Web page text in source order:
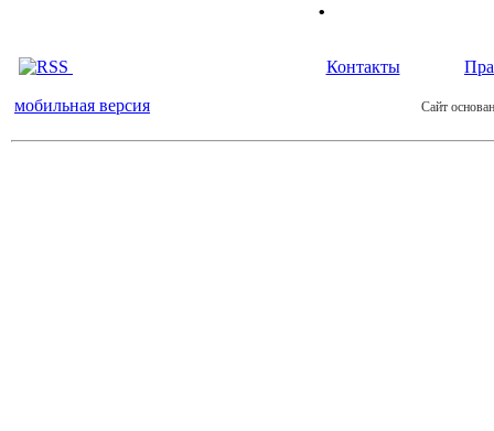
Контакты
мобильная версия Сайт